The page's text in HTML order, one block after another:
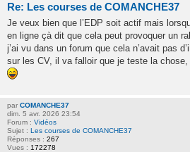
Re: Les courses de COMANCHE37
Je veux bien que l’EDP soit actif mais
en ligne çà dit que cela peut provoquer un
j’ai vu dans un forum que cela n’avait pas
sur les CV, il va falloir que je teste la
par COMANCHE37
dim. 5 avr. 2026 23:54
Forum : Vidéos
Sujet : Les courses de COMANCHE37
Réponses : 267
Vues : 172278